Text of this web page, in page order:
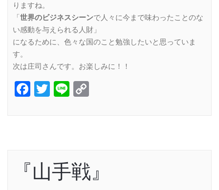
りますね。
「世界のビジネスシーンで人々に今まで味わったことのな
い感動を与えられる人財」
になるために、色々な国のこと勉強したいと思っていま
す。
次は庄司さんです。お楽しみに！！
Facebook
Twitter
Line
『山手戦』